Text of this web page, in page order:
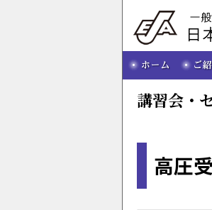
講習会・
高圧